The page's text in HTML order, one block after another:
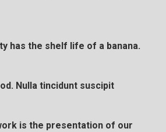
has the shelf life of a banana.
Nulla tincidunt suscipit
is the presentation of our